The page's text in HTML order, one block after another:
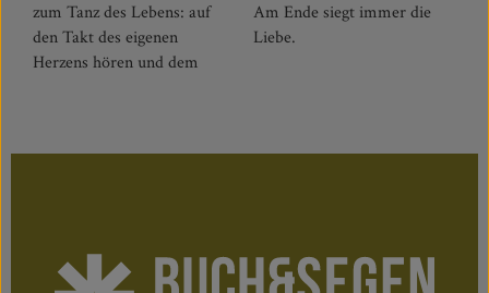
zum Tanz des Lebens: auf
den Takt des eigenen
Herzens hören und dem
Am Ende siegt immer die
Liebe.